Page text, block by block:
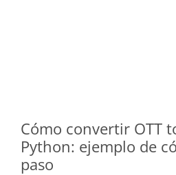
Cómo convertir OTT
Python: ejemplo de
paso